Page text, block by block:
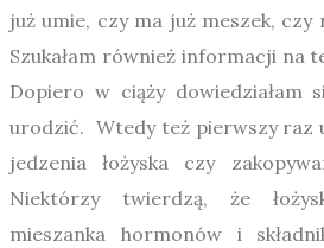
już umie, czy ma już meszek, czy
Szukałam również informacji na
Dopiero w ciąży dowiedziałam
urodzić. Wtedy też pierwszy raz
jedzenia łożyska czy
Niektórzy twierdzą, że
mieszanka hormonów i